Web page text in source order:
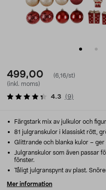
499,00
(6,16/st)
(inkl. moms)
4.3 (9)
Färgstark mix av julkulor och
81 julgranskulor i klassiskt rött,
Glittrande och blanka kulor –
Julgranskulor som även passar
fönster.
Tåligt julgranspynt av plast.
Mer information